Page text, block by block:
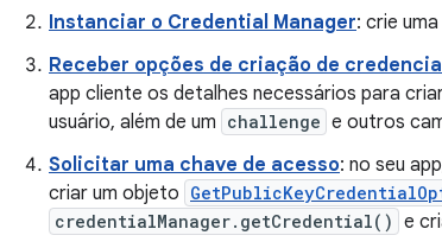
Instanciar o Credential Manager: crie
Receber opções de criação de
app cliente os detalhes necessários para
usuário, além de um challenge e outros
Solicitar uma chave de acesso: no seu
criar um objeto
credentialManager.getCredential() e